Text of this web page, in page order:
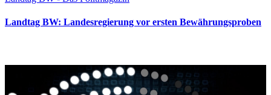
Landtag BW: Landesregierung vor ersten Bewährungsproben